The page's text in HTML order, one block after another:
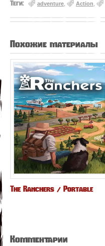
Теги: adventure Action
Похожие материалы
The Ranchers / Portable
Комментарии